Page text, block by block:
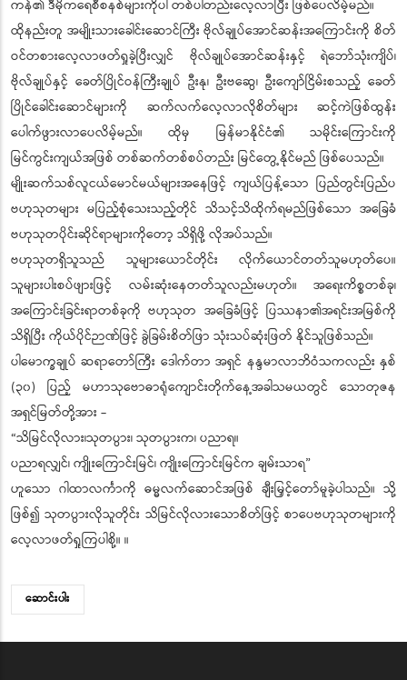
ကန်၏ ဒီမိုကရေစီစနစ်များကိုပါ တစ်ပါတည်းလေ့လာပြီး ဖြစ်ပေလိမ့်မည်။
ထိုနည်းတူ အမျိုးသားခေါင်းဆောင်ကြီး ဗိုလ်ချုပ်အောင်ဆန်းအကြောင်းကို စိတ်
ဝင်တစားလေ့လာဖတ်ရှုခဲ့ပြီးလျှင် ဗိုလ်ချုပ်အောင်ဆန်းနှင့် ရဲဘော်သုံးကျိပ်၊
ဗိုလ်ချုပ်နှင့် ခေတ်ပြိုင်ဝန်ကြီးချုပ် ဦးနု၊ ဦးဗဆွေ၊ ဦးကျော်ငြိမ်းစသည့် ခေတ်
ပြိုင်ခေါင်းဆောင်များကို ဆက်လက်လေ့လာလိုစိတ်များ ဆင့်ကဲဖြစ်ထွန်း
ပေါက်ဖွားလာပေလိမ့်မည်။ ထိုမှ မြန်မာနိုင်ငံ၏ သမိုင်းကြောင်းကို
မြင်ကွင်းကျယ်အဖြစ် တစ်ဆက်တစ်စပ်တည်း မြင်တွေ့နိုင်မည် ဖြစ်ပေသည်။
မျိုးဆက်သစ်လူငယ်မောင်မယ်များအနေဖြင့် ကျယ်ပြန့်သော ပြည်တွင်းပြည်ပ
ဗဟုသုတများ မပြည့်စုံသေးသည့်တိုင် သိသင့်သိထိုက်ရမည်ဖြစ်သော အခြေခံ
ဗဟုသုတပိုင်းဆိုင်ရာများကိုတော့ သိရှိဖို့ လိုအပ်သည်။
ဗဟုသုတရှိသူသည် သူများယောင်တိုင်း လိုက်ယောင်တတ်သူမဟုတ်ပေ။
သူများပါးစပ်ဖျားဖြင့် လမ်းဆုံးနေတတ်သူလည်းမဟုတ်။ အရေးကိစ္စတစ်ခု၊
အကြောင်းခြင်းရာတစ်ခုကို ဗဟုသုတ အခြေခံဖြင့် ပြဿနာ၏အရင်းအမြစ်ကို
သိရှိပြီး ကိုယ်ပိုင်ဉာဏ်ဖြင့် ခွဲခြမ်းစိတ်ဖြာ သုံးသပ်ဆုံးဖြတ် နိုင်သူဖြစ်သည်။
ပါမောက္ခချုပ် ဆရာတော်ကြီး ဒေါက်တာ အရှင် နန္ဒမာလာဘိဝံသကလည်း နှစ်
(၃၀) ပြည့် မဟာသုဗောဓာရုံကျောင်းတိုက်နေ့အခါသမယတွင် သောတုဇန
အရှင်မြတ်တို့အား -
“သိမြင်လိုလား၊သုတပွား၊ သုတပွားက၊ ပညာရ။
ပညာရလျှင်၊ ကျိုးကြောင်းမြင်၊ ကျိုးကြောင်းမြင်က ချမ်းသာရ”
ဟူသော ဂါထာလင်္ကာကို ဓမ္မလက်ဆောင်အဖြစ် ချီးမြှင့်တော်မူခဲ့ပါသည်။ သို့
ဖြစ်၍ သုတပွားလိုသူတိုင်း သိမြင်လိုလားသောစိတ်ဖြင့် စာပေဗဟုသုတများကို
လေ့လာဖတ်ရှုကြပါစို့။ ။
ဆောင်းပါး